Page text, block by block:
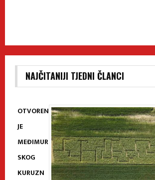
NAJČITANIJI TJEDNI ČLANCI
OTVOREN
JE
MEĐIMUR
SKOG
KURUZN